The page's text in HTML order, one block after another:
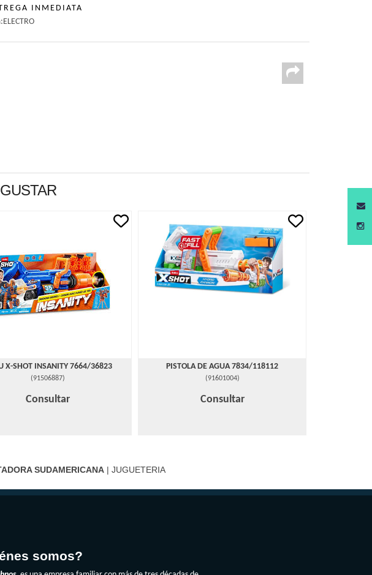
INMEDIATA
:ELECTRO
X-SHOT INSANITY 7664/36823
(91506887)
Consultar
PISTOLA DE AGUA 7834/118112
(91601004)
Consultar
SUDAMERICANA | JUGUETERIA
somos?